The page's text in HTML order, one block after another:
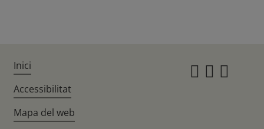
Inici
Accessibilitat
Mapa del web